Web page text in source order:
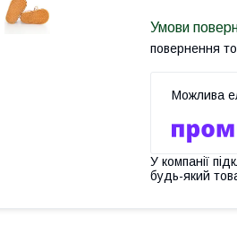
повернення
У компанії
будь-який